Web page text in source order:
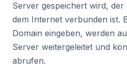
Server gespeichert wird,
dem Internet verbunden ist.
Domain eingeben, werden
Server weitergeleitet und
abrufen.